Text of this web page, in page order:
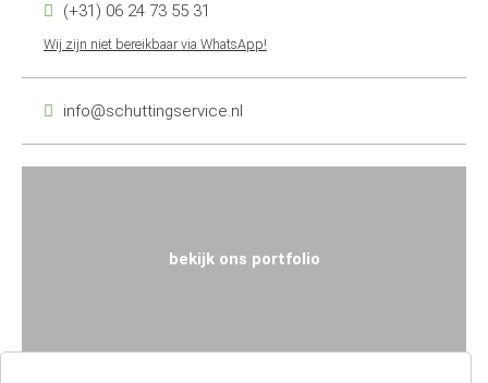
(+31) 06 24 73 55 31
Wij zijn niet bereikbaar via WhatsApp!
info@schuttingservice.nl
bekijk ons portfolio